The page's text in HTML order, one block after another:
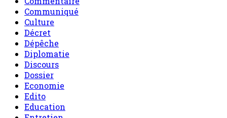
Communiqué
Culture
Décret
Dépêche
Diplomatie
Discours
Dossier
Economie
Edito
Education